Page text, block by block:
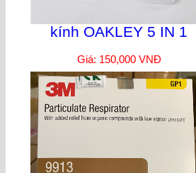
kính OAKLEY 5 IN 1
Giá: 150,000 VNĐ